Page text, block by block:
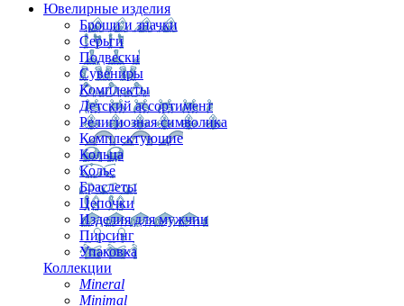
Ювелирные изделия
Броши и значки
Серьги
Подвески
Сувениры
Комплекты
Детский ассортимент
Религиозная символика
Комплектующие
Кольца
Колье
Браслеты
Цепочки
Изделия для мужчин
Пирсинг
Упаковка
Коллекции
Mineral
Minimal